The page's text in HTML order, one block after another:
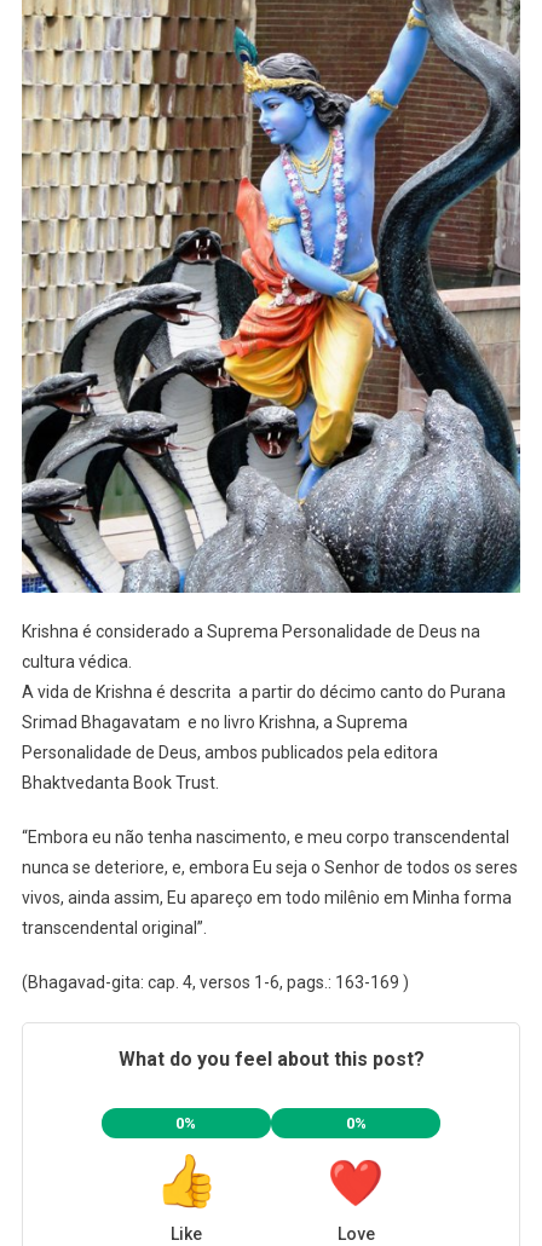
Krishna é considerado a Suprema Personalidade de Deus na
cultura védica.
A vida de Krishna é descrita a partir do décimo canto do Purana
Srimad Bhagavatam e no livro Krishna, a Suprema
Personalidade de Deus, ambos publicados pela editora
Bhaktvedanta Book Trust.
“Embora eu não tenha nascimento, e meu corpo transcendental
nunca se deteriore, e, embora Eu seja o Senhor de todos os seres
vivos, ainda assim, Eu apareço em todo milênio em Minha forma
transcendental original”.
(Bhagavad-gita: cap. 4, versos 1-6, pags.: 163-169 )
What do you feel about this post?
0%
Like
0%
Love